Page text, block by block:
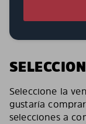
Seleccione la
gustaría
selecciones a